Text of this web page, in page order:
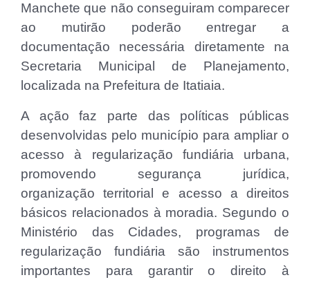
Manchete que não conseguiram comparecer
ao mutirão poderão entregar a
documentação necessária diretamente na
Secretaria Municipal de Planejamento,
localizada na Prefeitura de Itatiaia.
A ação faz parte das políticas públicas
desenvolvidas pelo município para ampliar o
acesso à regularização fundiária urbana,
promovendo segurança jurídica,
organização territorial e acesso a direitos
básicos relacionados à moradia. Segundo o
Ministério das Cidades, programas de
regularização fundiária são instrumentos
importantes para garantir o direito à